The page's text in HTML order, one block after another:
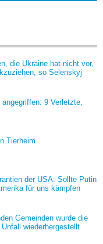
die Ukraine hat nicht vor,
so Selenskyj
9 Verletzte,
Tierheim
der USA: Sollte Putin
für uns kämpfen
Gemeinden wurde die
wiederhergestellt